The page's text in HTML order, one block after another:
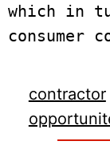
which in
contractor